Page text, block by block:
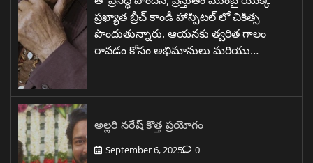
ప్రఖ్యాత బ్రీచ్ కాండీ హాస్పిటల్ లో చికిత్స
పొందుతున్నారు. ఆయనకు త్వరిత గాలం
రావడం కోసం అభిమానులు మరియు…
అల్లరి నరేష్ కొత్త ప్రయోగం
September 6, 2025 0